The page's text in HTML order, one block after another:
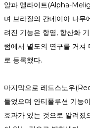
알파 멜라이트(Alpha-
며 브라질의 칸데이아 나무
려진 기능은 항염, 항산화
럼에서 별도의 연구를 거쳐
로 등록했다.
마지막으로 레드스노우
들었으며 안티폴루션 기능
효과가 있는 것으로 알려졌